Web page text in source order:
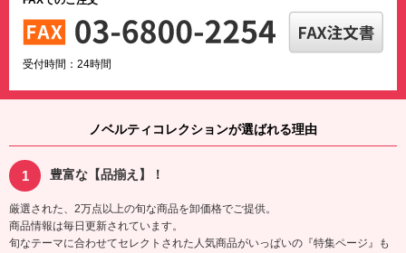
受付時間：24時間
ノベルティコレクションが選ばれる理由
豊富な【品揃え】！
厳選された、2万点以上の旬な商品を卸価格でご提供。
商品情報は毎日更新されています。
旬なテーマに合わせてセレクトされた人気商品がいっぱいの『特集ページ』も